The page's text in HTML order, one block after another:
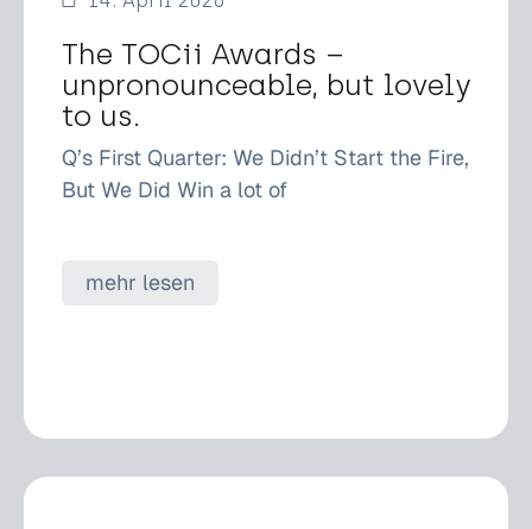
The TOCii Awards –
unpronounceable, but lovely
to us.
Q’s First Quarter: We Didn’t Start the Fire,
But We Did Win a lot of
mehr lesen